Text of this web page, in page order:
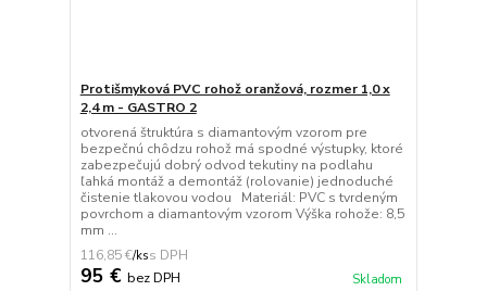
Protišmyková PVC rohož oranžová, rozmer 1,0 x
2,4 m - GASTRO 2
otvorená štruktúra s diamantovým vzorom pre
bezpečnú chôdzu rohož má spodné výstupky, ktoré
zabezpečujú dobrý odvod tekutiny na podlahu
ľahká montáž a demontáž (rolovanie) jednoduché
čistenie tlakovou vodou Materiál: PVC s tvrdeným
povrchom a diamantovým vzorom Výška rohože: 8,5
mm ...
116,85 €/ks
95 € bez DPH Skladom